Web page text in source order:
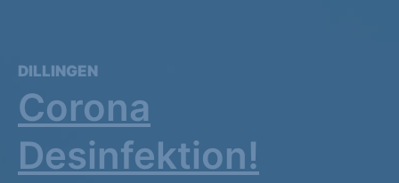
DILLINGEN
Corona
Desinfektion!